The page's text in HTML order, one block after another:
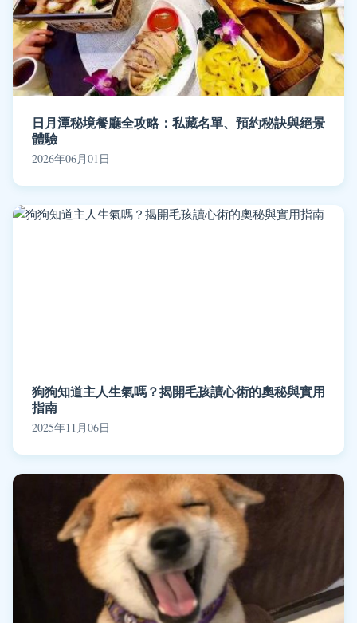
日月潭秘境餐廳全攻略：私藏名單、預約秘訣與絕景
體驗
2026年06月01日
狗狗知道主人生氣嗎？揭開毛孩讀心術的奧秘與實用
指南
2025年11月06日